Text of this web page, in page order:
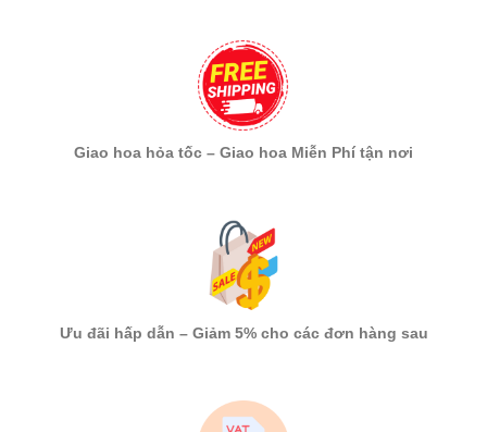
Giao hoa hỏa tốc – Giao hoa Miễn Phí tận nơi
Ưu đãi hấp dẫn – Giảm 5% cho các đơn hàng sau